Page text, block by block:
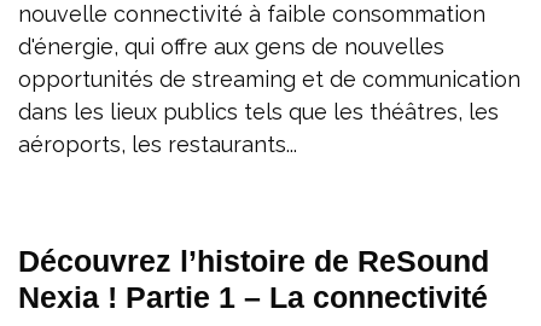
nouvelle connectivité à faible consommation
d'énergie, qui offre aux gens de nouvelles
opportunités de streaming et de communication
dans les lieux publics tels que les théâtres, les
aéroports, les restaurants...
Découvrez l’histoire de ReSound
Nexia ! Partie 1 – La connectivité